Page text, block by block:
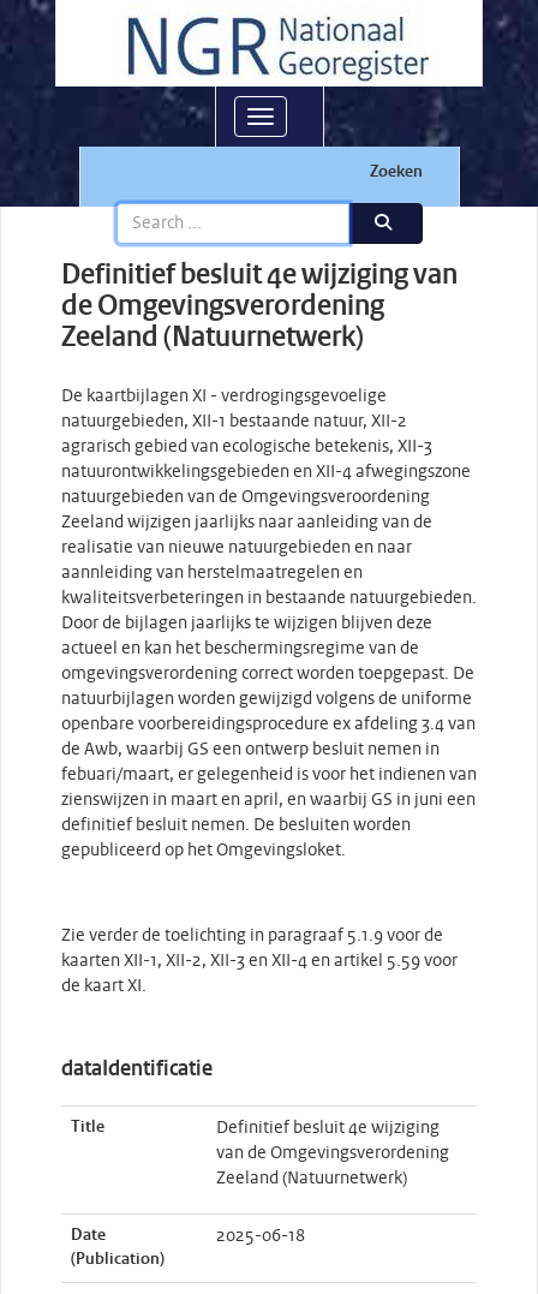
Toggle navigation
Zoeken
Definitief besluit 4e wijziging van
de Omgevingsverordening
Zeeland (Natuurnetwerk)
De kaartbijlagen XI - verdrogingsgevoelige
natuurgebieden, XII-1 bestaande natuur, XII-2
agrarisch gebied van ecologische betekenis, XII-3
natuurontwikkelingsgebieden en XII-4 afwegingszone
natuurgebieden van de Omgevingsveroordening
Zeeland wijzigen jaarlijks naar aanleiding van de
realisatie van nieuwe natuurgebieden en naar
aannleiding van herstelmaatregelen en
kwaliteitsverbeteringen in bestaande natuurgebieden.
Door de bijlagen jaarlijks te wijzigen blijven deze
actueel en kan het beschermingsregime van de
omgevingsverordening correct worden toepgepast. De
natuurbijlagen worden gewijzigd volgens de uniforme
openbare voorbereidingsprocedure ex afdeling 3.4 van
de Awb, waarbij GS een ontwerp besluit nemen in
febuari/maart, er gelegenheid is voor het indienen van
zienswijzen in maart en april, en waarbij GS in juni een
definitief besluit nemen. De besluiten worden
gepubliceerd op het Omgevingsloket.
Zie verder de toelichting in paragraaf 5.1.9 voor de
kaarten XII-1, XII-2, XII-3 en XII-4 en artikel 5.59 voor
de kaart XI.
dataIdentificatie
Title
Definitief besluit 4e wijziging
van de Omgevingsverordening
Zeeland (Natuurnetwerk)
Date
(Publication)
2025-06-18